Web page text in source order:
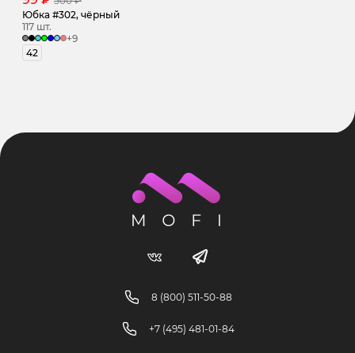
Юбка #302, чёрный
117 шт.
+9
42
8 (800) 511-50-88
+7 (495) 481-01-84